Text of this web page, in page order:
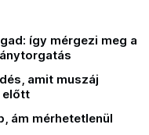
így mérgezi meg a
amit muszáj
előtt
ám mérhetetlenül